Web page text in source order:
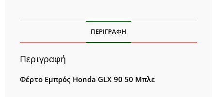
ΠΕΡΙΓΡΑΦΉ
Περιγραφή
Φέρτο Εμπρός Honda GLX 90 50 Μπλε